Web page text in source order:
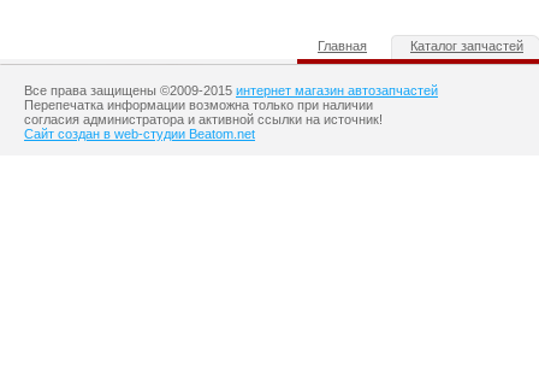
Главная Каталог запчастей
Все права защищены ©2009-2015 интернет магазин автозапчастей
Перепечатка информации возможна только при наличии
согласия администратора и активной ссылки на источник!
Сайт создан в web-студии Beatom.net